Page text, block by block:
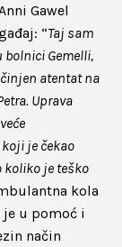
Gawel
“Taj sam
Gemelli,
atentat na
Uprava
je čekao
koliko je teško
kola
u pomoć i
način